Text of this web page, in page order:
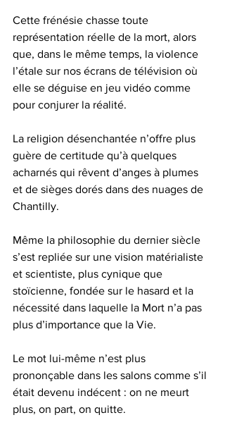
Cette frénésie chasse toute
représentation réelle de la mort, alors
que, dans le même temps, la violence
l’étale sur nos écrans de télévision où
elle se déguise en jeu vidéo comme
pour conjurer la réalité.
La religion désenchantée n’offre plus
guère de certitude qu’à quelques
acharnés qui rêvent d’anges à plumes
et de sièges dorés dans des nuages de
Chantilly.
Même la philosophie du dernier siècle
s’est repliée sur une vision matérialiste
et scientiste, plus cynique que
stoïcienne, fondée sur le hasard et la
nécessité dans laquelle la Mort n’a pas
plus d’importance que la Vie.
Le mot lui-même n’est plus
prononçable dans les salons comme s’il
était devenu indécent : on ne meurt
plus, on part, on quitte.